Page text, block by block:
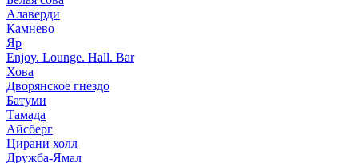
Алаверди
Камнево
Яр
Enjoy. Lounge. Hall. Bar
Хова
Дворянское гнездо
Батуми
Тамада
Айсберг
Цирани холл
Дружба-Ямал